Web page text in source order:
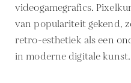
videogamegrafics.
van populariteit gekend,
retro-esthetiek als een
in moderne digitale kunst.